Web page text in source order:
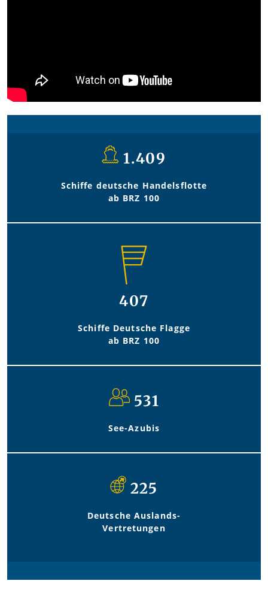
1.409
Schiffe deutsche Handelsflotte
ab BRZ 100
407
Schiffe Deutsche Flagge
ab BRZ 100
531
See-Azubis
225
Deutsche Auslands-
Vertretungen